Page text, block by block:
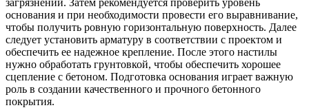
основания и при необходимости провести его выравнивание,
чтобы получить ровную горизонтальную поверхность. Далее
следует установить арматуру в соответствии с проектом и
обеспечить ее надежное крепление. После этого настилы
нужно обработать грунтовкой, чтобы обеспечить хорошее
сцепление с бетоном. Подготовка основания играет важную
роль в создании качественного и прочного бетонного
покрытия.